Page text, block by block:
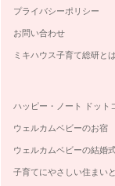
野菜や果物を食べ
野菜ぎらいを克服
ろが苦手なのか？
△ ☓ が〇になる
プライバシーポリシー
お問い合わせ
ミキハウス子育て総研とは
ハッピー・ノート ドット
ウェルカムベビーのお宿
ウェルカムベビーの結婚
子育てにやさしい住まい